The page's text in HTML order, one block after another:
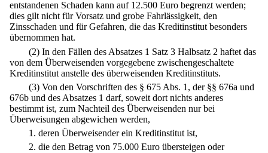
entstandenen Schaden kann auf 12.500 Euro begrenzt werden;
dies gilt nicht für Vorsatz und grobe Fahrlässigkeit, den
Zinsschaden und für Gefahren, die das Kreditinstitut besonders
übernommen hat.
(2) In den Fällen des Absatzes 1 Satz 3 Halbsatz 2 haftet das
von dem Überweisenden vorgegebene zwischengeschaltete
Kreditinstitut anstelle des überweisenden Kreditinstituts.
(3) Von den Vorschriften des § 675 Abs. 1, der §§ 676a und
676b und des Absatzes 1 darf, soweit dort nichts anderes
bestimmt ist, zum Nachteil des Überweisenden nur bei
Überweisungen abgewichen werden,
1. deren Überweisender ein Kreditinstitut ist,
2. die den Betrag von 75.000 Euro übersteigen oder